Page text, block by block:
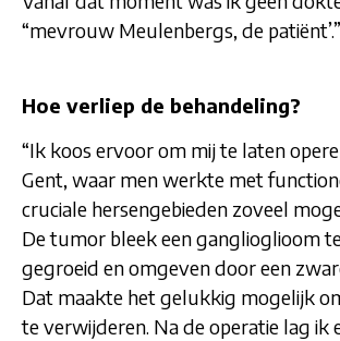
“mevrouw Meulenbergs, de patiënt’.”
Hoe verliep de behandeling?
“Ik koos ervoor om mij te laten
Gent, waar men werkte met
cruciale hersengebieden zoveel
De tumor bleek een ganglioglioom
gegroeid en omgeven door een
Dat maakte het gelukkig mogelijk
te verwijderen. Na de operatie lag ik